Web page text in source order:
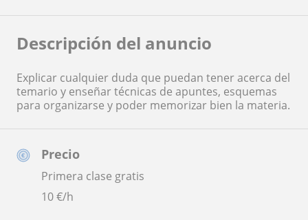
Precio
Primera clase gratis
10€/h
Descripción del anuncio
Explicar cualquier duda que puedan tener acerca del
temario y enseñar técnicas de apuntes, esquemas
para organizarse y poder memorizar bien la materia.